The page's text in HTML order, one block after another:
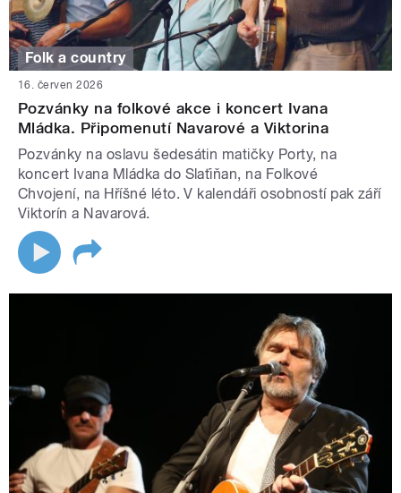
Folk a country
16. červen 2026
Pozvánky na folkové akce i koncert Ivana
Mládka. Připomenutí Navarové a Viktorina
Pozvánky na oslavu šedesátin matičky Porty, na
koncert Ivana Mládka do Slaťiňan, na Folkové
Chvojení, na Hříšné léto. V kalendáři osobností pak září
Viktorín a Navarová.